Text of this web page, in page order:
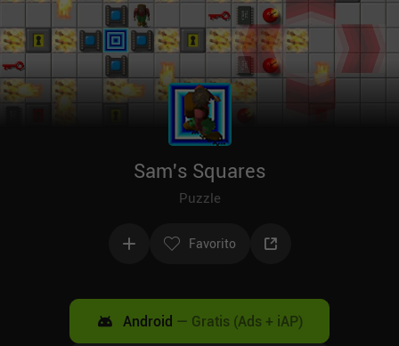
Sam's Squares
Puzzle
Favorito
Android — Gratis (Ads + iAP)